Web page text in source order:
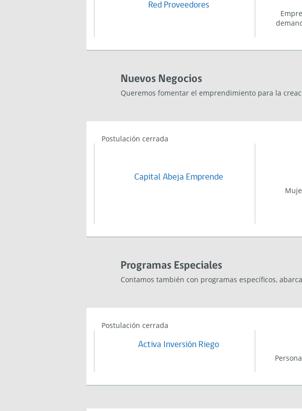
Red Proveedores
Nuevos Negocios
Queremos fomentar el emprendimiento para la
Postulación cerrada
Capital Abeja Emprende
Programas Especiales
Contamos también con programas específicos,
Postulación cerrada
Activa Inversión Riego